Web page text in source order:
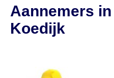
Aannemers in
Koedijk